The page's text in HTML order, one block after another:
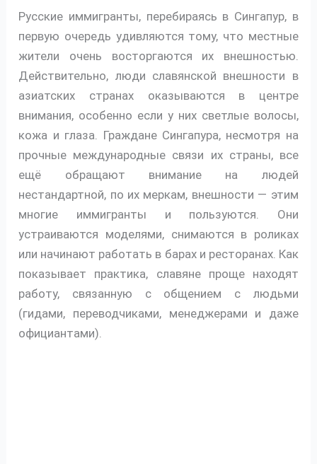
Русские иммигранты, перебираясь в Сингапур, в
первую очередь удивляются тому, что местные
жители очень восторгаются их внешностью.
Действительно, люди славянской внешности в
азиатских странах оказываются в центре
внимания, особенно если у них светлые волосы,
кожа и глаза. Граждане Сингапура, несмотря на
прочные международные связи их страны, все
ещё обращают внимание на людей
нестандартной, по их меркам, внешности — этим
многие иммигранты и пользуются. Они
устраиваются моделями, снимаются в роликах
или начинают работать в барах и ресторанах. Как
показывает практика, славяне проще находят
работу, связанную с общением с людьми
(гидами, переводчиками, менеджерами и даже
официантами).